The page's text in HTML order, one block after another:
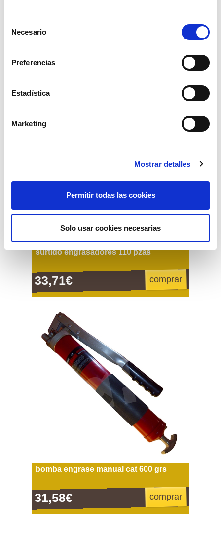
Necesario
Preferencias
Estadística
Marketing
Mostrar detalles
Permitir todas las cookies
Solo usar cookies necesarias
bomba de engrase manual cartucho
36,24€ comprar
surtido engrasadores 110 pzas
33,71€ comprar
bomba engrase manual cat 600 grs
31,58€ comprar